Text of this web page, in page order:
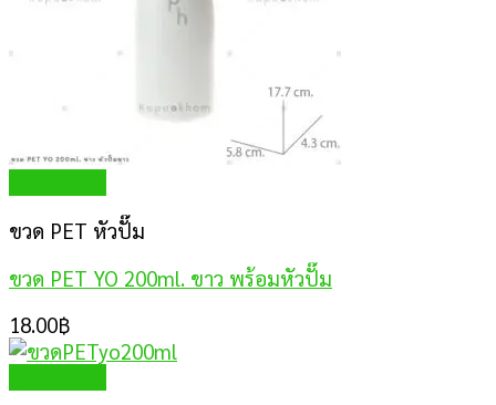
ขวด PET หัวปั๊ม
ขวด PET YO 200ml. ขาว พร้อมหัวปั๊ม
18.00฿